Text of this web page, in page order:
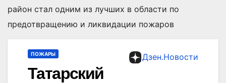
район стал одним из лучших в области по
предотвращению и ликвидации пожаров
Дзен.Новости
ПОЖАРЫ
Татарский